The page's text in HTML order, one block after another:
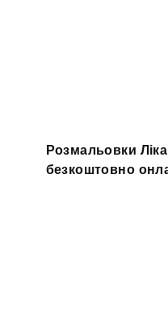
Розмальовки
безкоштовно